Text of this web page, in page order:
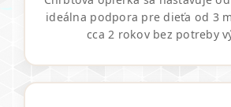
ideálna podpora pre dieťa od 3
cca 2 rokov bez potreby